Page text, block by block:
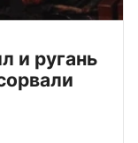
и ругань